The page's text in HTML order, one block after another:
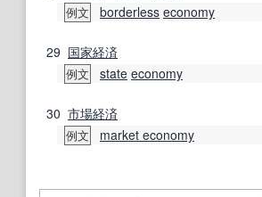
例文 borderless economy
29 国家経済
例文 state economy
30 市場経済
例文 market economy